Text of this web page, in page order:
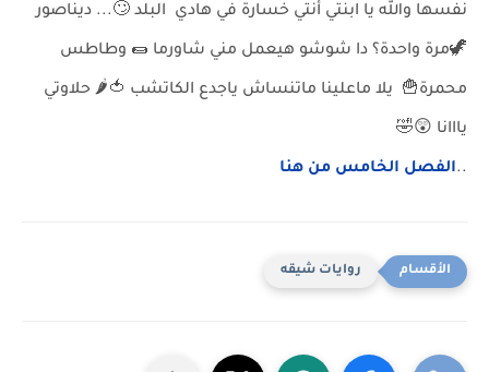
نفسها والله يا ابنتي أنتي خسارة في هادي البلد 🙄... ديناصور
🦖مرة واحدة؟ دا شوشو هيعمل مني شاورما 🌯 وطاطس
محمرة🍟 يلا ماعلينا ماتنساش ياجدع الكاتشب 🍅🌶 حلاوتي
يااانا 😲🤣
..الفصل الخامس من هنا
روايات شيقه